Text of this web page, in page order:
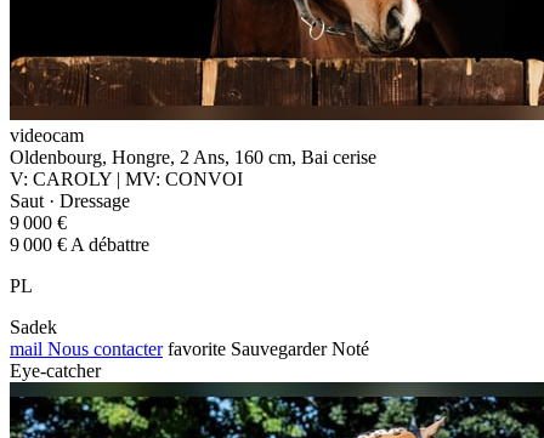
videocam
Oldenbourg, Hongre, 2 Ans, 160 cm, Bai cerise
V: CAROLY | MV: CONVOI
Saut · Dressage
9 000 €
9 000 € A débattre
PL
Sadek
mail Nous contacter favorite Sauvegarder Noté
Eye-catcher